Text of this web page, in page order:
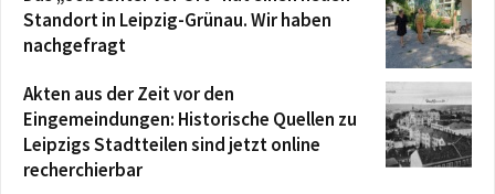
Standort in Leipzig-Grünau. Wir haben
nachgefragt
Akten aus der Zeit vor den
Eingemeindungen: Historische Quellen zu
Leipzigs Stadtteilen sind jetzt online
recherchierbar